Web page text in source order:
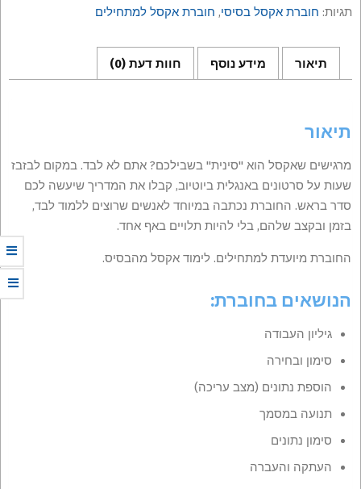
תגיות: חוברת אקסל בסיסי, חוברת אקסל למתחילים
תיאור מידע נוסף חוות דעת (0)
תיאור
מרגישים שאקסל הוא "סינית" בשבילכם? אתם לא לבד. במקום לבזבז
שעות על סרטונים באנגלית ביוטיוב, קבלו את המדריך שיעשה לכם
סדר בראש. החוברת נכתבה במיוחד לאנשים שרוצים ללמוד לבד,
בזמן ובקצב שלהם, בלי להיות תלויים באף אחד.
החוברת מיועדת למתחילים. לימוד אקסל מהבסיס.
הנושאים בחוברת:
גיליון העבודה
סימון ובחירה
הוספת נתונים (מצב עריכה)
תנועה במסמך
סימון נתונים
העתקה והעברה